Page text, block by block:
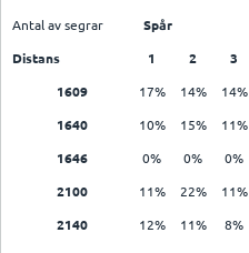
Antal av segrar Spår
Distans 1 2 3
1609 17% 14% 14%
1640 10% 15% 11%
1646 0% 0% 0%
2100 11% 22% 11%
2140 12% 11% 8%